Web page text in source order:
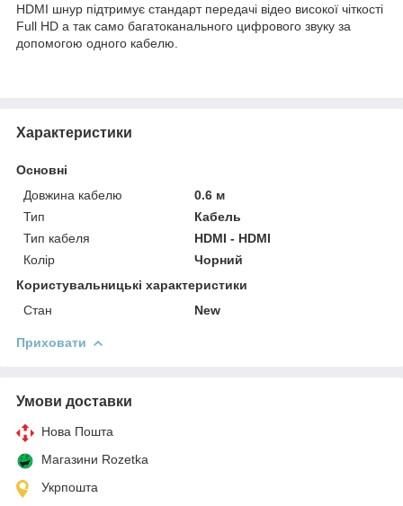
HDMI шнур підтримує стандарт передачі відео високої чіткості
Full HD а так само багатоканального цифрового звуку за
допомогою одного кабелю.
Характеристики
Основні
Довжина кабелю
0.6 м
Тип
Кабель
Тип кабеля
HDMI - HDMI
Колір
Чорний
Користувальницькі характеристики
Стан
New
Приховати
Умови доставки
Нова Пошта
Магазини Rozetka
Укрпошта